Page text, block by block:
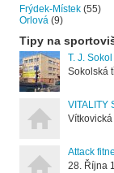
Frýdek-Místek (55)
Orlová (9)
Tipy na
T. J.
Sokolská
VITALITY
Vítkovická
Attack
28. Října